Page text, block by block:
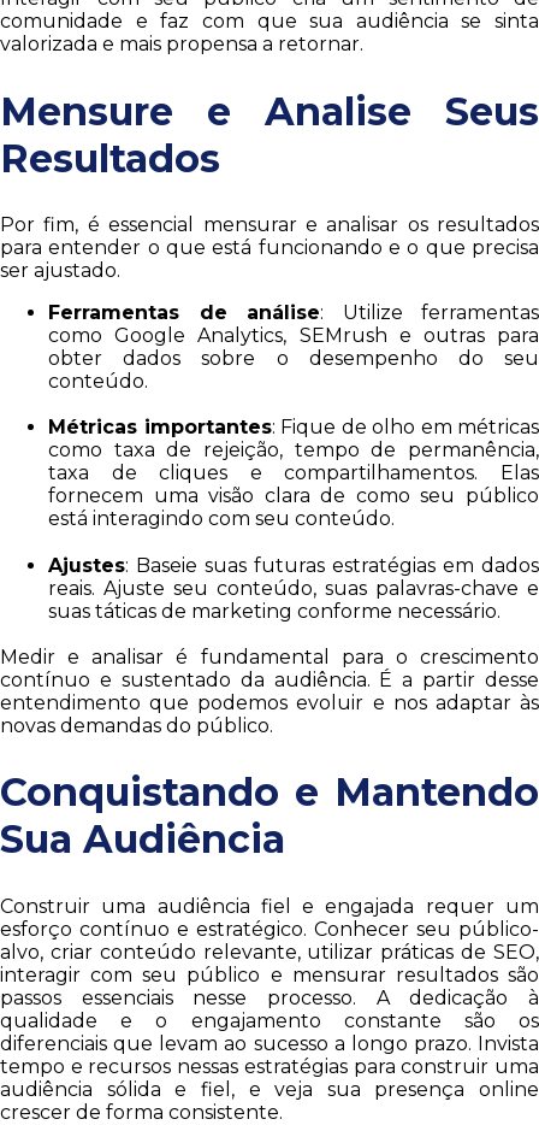
comunidade e faz com que sua audiência se sinta
valorizada e mais propensa a retornar.
Mensure e Analise Seus
Resultados
Por fim, é essencial mensurar e analisar os resultados
para entender o que está funcionando e o que precisa
ser ajustado.
Ferramentas de análise: Utilize ferramentas
como Google Analytics, SEMrush e outras para
obter dados sobre o desempenho do seu
conteúdo.
Métricas importantes: Fique de olho em métricas
como taxa de rejeição, tempo de permanência,
taxa de cliques e compartilhamentos. Elas
fornecem uma visão clara de como seu público
está interagindo com seu conteúdo.
Ajustes: Baseie suas futuras estratégias em dados
reais. Ajuste seu conteúdo, suas palavras-chave e
suas táticas de marketing conforme necessário.
Medir e analisar é fundamental para o crescimento
contínuo e sustentado da audiência. É a partir desse
entendimento que podemos evoluir e nos adaptar às
novas demandas do público.
Conquistando e Mantendo
Sua Audiência
Construir uma audiência fiel e engajada requer um
esforço contínuo e estratégico. Conhecer seu público-
alvo, criar conteúdo relevante, utilizar práticas de SEO,
interagir com seu público e mensurar resultados são
passos essenciais nesse processo. A dedicação à
qualidade e o engajamento constante são os
diferenciais que levam ao sucesso a longo prazo. Invista
tempo e recursos nessas estratégias para construir uma
audiência sólida e fiel, e veja sua presença online
crescer de forma consistente.